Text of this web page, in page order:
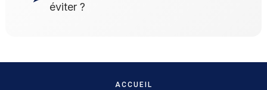
éviter ?
ACCUEIL